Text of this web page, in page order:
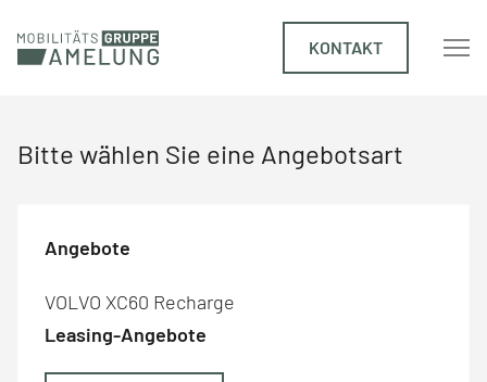
KONTAKT
Bitte wählen Sie eine Angebotsart
Angebote
VOLVO XC60 Recharge
Leasing-Angebote